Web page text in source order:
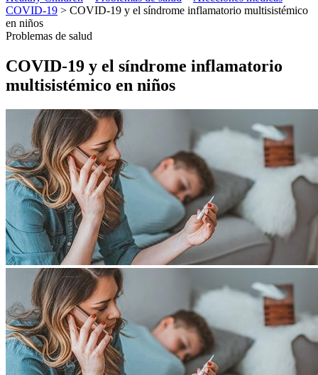
COVID-19 > COVID-19 y el síndrome inflamatorio multisistémico
en niños
Problemas de salud
COVID-19 y el síndrome inflamatorio
multisistémico en niños